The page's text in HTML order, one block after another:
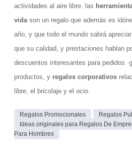
actividades al aire libre. las
vida son un regalo que además es
año, y que todo el mundo sabrá
que su calidad, y prestaciones hablan
descuentos interesantes para pedidos
productos, y regalos corporativos
libre, el bricolaje y el ocio.
Regalos Promocionales Regalos
Ideas originales para Regalos De
Para Hombres